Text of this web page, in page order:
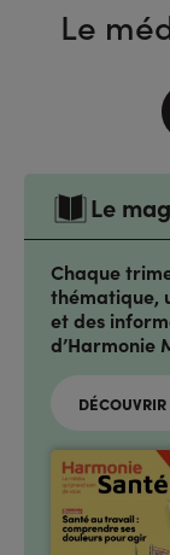
Le
Le
Chaque
thématique,
et des
d’Harmonie